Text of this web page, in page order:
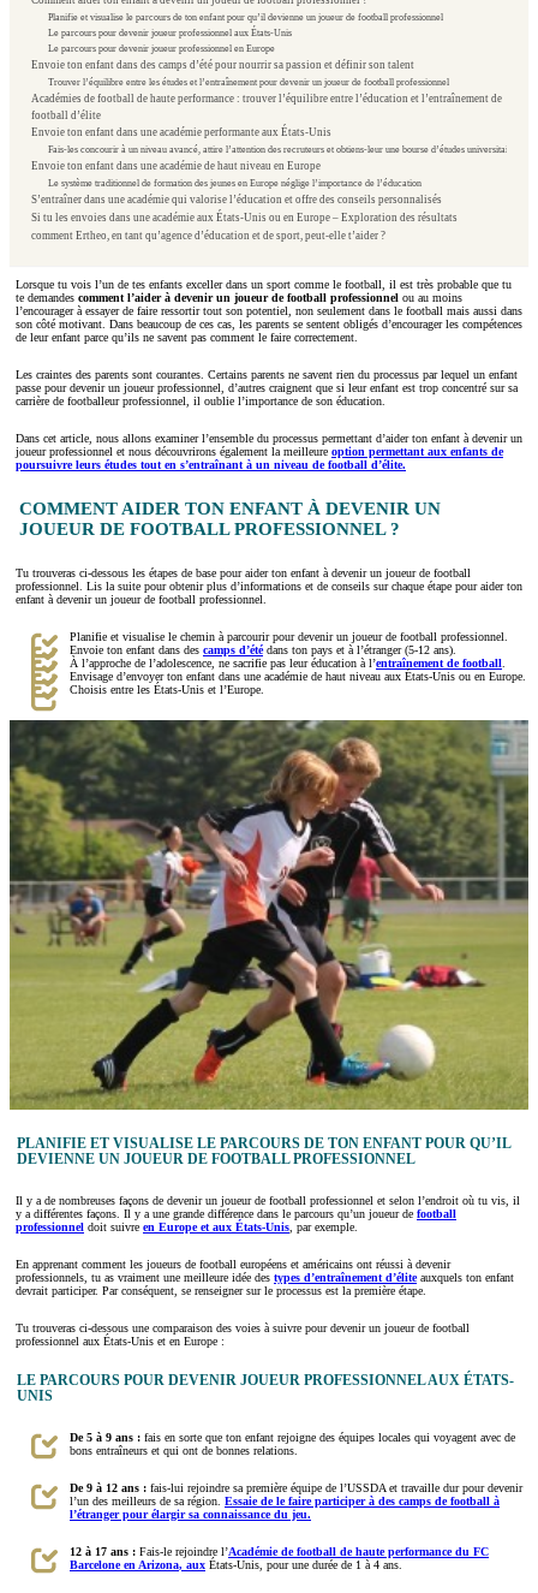
Planifie et visualise le parcours de ton enfant pour qu’il devienne un joueur de football professionnel
Le parcours pour devenir joueur professionnel aux États-Unis
Le parcours pour devenir joueur professionnel en Europe
Envoie ton enfant dans des camps d’été pour nourrir sa passion et définir son talent
Trouver l’équilibre entre les études et l’entraînement pour devenir un joueur de football professionnel
Académies de football de haute performance : trouver l’équilibre entre l’éducation et l’entraînement de
football d’élite
Envoie ton enfant dans une académie performante aux États-Unis
Fais-les concourir à un niveau avancé, attire l’attention des recruteurs et obtiens-leur une bourse d’études universitaires
Envoie ton enfant dans une académie de haut niveau en Europe
Le système traditionnel de formation des jeunes en Europe néglige l’importance de l’éducation
S’entraîner dans une académie qui valorise l’éducation et offre des conseils personnalisés
Si tu les envoies dans une académie aux États-Unis ou en Europe – Exploration des résultats
comment Ertheo, en tant qu’agence d’éducation et de sport, peut-elle t’aider ?
Lorsque tu vois l’un de tes enfants exceller dans un sport comme le football, il est très probable que tu
te demandes comment l’aider à devenir un joueur de football professionnel ou au moins
l’encourager à essayer de faire ressortir tout son potentiel, non seulement dans le football mais aussi dans
son côté motivant. Dans beaucoup de ces cas, les parents se sentent obligés d’encourager les compétences
de leur enfant parce qu’ils ne savent pas comment le faire correctement.
Les craintes des parents sont courantes. Certains parents ne savent rien du processus par lequel un enfant
passe pour devenir un joueur professionnel, d’autres craignent que si leur enfant est trop concentré sur sa
carrière de footballeur professionnel, il oublie l’importance de son éducation.
Dans cet article, nous allons examiner l’ensemble du processus permettant d’aider ton enfant à devenir un
joueur professionnel et nous découvrirons également la meilleure option permettant aux enfants de
poursuivre leurs études tout en s’entraînant à un niveau de football d’élite.
COMMENT AIDER TON ENFANT À DEVENIR UN
JOUEUR DE FOOTBALL PROFESSIONNEL ?
Tu trouveras ci-dessous les étapes de base pour aider ton enfant à devenir un joueur de football
professionnel. Lis la suite pour obtenir plus d’informations et de conseils sur chaque étape pour aider ton
enfant à devenir un joueur de football professionnel.
Planifie et visualise le chemin à parcourir pour devenir un joueur de football professionnel.
Envoie ton enfant dans des camps d’étédans ton pays et à l’étranger (5-12 ans).
À l’approche de l’adolescence, ne sacrifie pas leur éducation à l’entraînement de football
Envisage d’envoyer ton enfant dans une académie de haut niveau aux États-Unis ou en Europe.
Choisis entre les États-Unis et l’Europe.
PLANIFIE ET VISUALISE LE PARCOURS DE TON ENFANT POUR QU’IL
DEVIENNE UN JOUEUR DE FOOTBALL PROFESSIONNEL
Il y a de nombreuses façons de devenir un joueur de football professionnel et selon l’endroit où tu vis, il
y a différentes façons. Il y a une grande différence dans le parcours qu’un joueur de football
professionnel doit suivre en Europe et aux États-Unis , par exemple.
En apprenant comment les joueurs de football européens et américains ont réussi à devenir
professionnels, tu as vraiment une meilleure idée des types d’entraînement d’élite auxquels ton enfant
devrait participer. Par conséquent, se renseigner sur le processus est la première étape.
Tu trouveras ci-dessous une comparaison des voies à suivre pour devenir un joueur de football
professionnel aux États-Unis et en Europe :
LE PARCOURS POUR DEVENIR JOUEUR PROFESSIONNEL AUX ÉTATS-
UNIS
De 5 à 9 ans : fais en sorte que ton enfant rejoigne des équipes locales qui voyagent avec de
bons entraîneurs et qui ont de bonnes relations.
De 9 à 12 ans : fais-lui rejoindre sa première équipe de l’USSDA et travaille dur pour devenir
l’un des meilleurs de sa région. Essaie de le faire participer à des camps de football à
l’étranger pour élargir sa connaissance du jeu.
12 à 17 ans : Fais-le rejoindre l’Académie de football de haute performance du FC
Barcelone en Arizona, aux États-Unis, pour une durée de 1 à 4 ans.